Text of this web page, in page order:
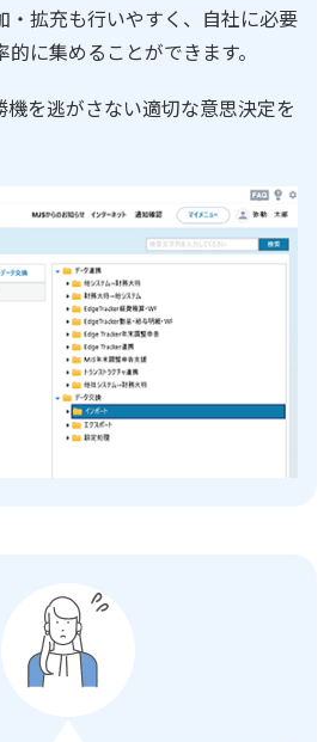
・拡充も行いやすく、自社に必要
に集めることができます。
を逃がさない適切な意思決定を